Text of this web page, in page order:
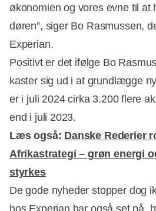
økonomien og vores evne til at
døren”, siger Bo Rasmussen,
Experian.
Positivt er det ifølge Bo
kaster sig ud i at grundlægge
er i juli 2024 cirka 3.200 flere
end i juli 2023.
Læs også: Danske Rederier
Afrikastrategi – grøn energi
styrkes
De gode nyheder stopper dog
hos Experian har også set på,